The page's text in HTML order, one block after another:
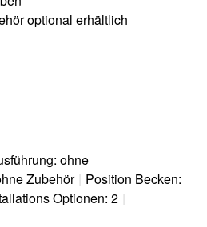
optional erhältlich
ohne
Zubehör | Position Becken:
Optionen: 2 |